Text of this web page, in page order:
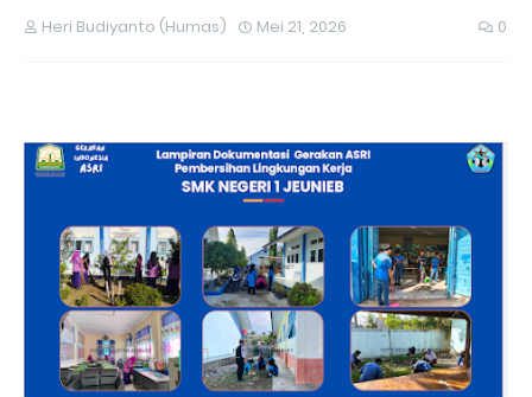
Heri Budiyanto (Humas) Mei 21, 2026 0